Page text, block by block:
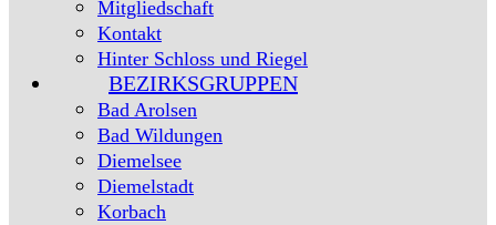
Mitgliedschaft
Kontakt
Hinter Schloss und Riegel
BEZIRKSGRUPPEN
Bad Arolsen
Bad Wildungen
Diemelsee
Diemelstadt
Korbach